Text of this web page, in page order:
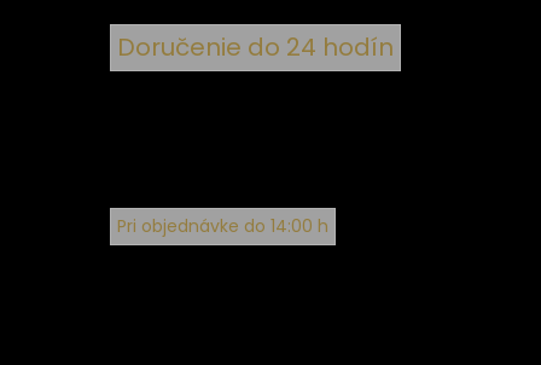
Doručenie do 24 hodín
Pri objednávke do 14:00 h